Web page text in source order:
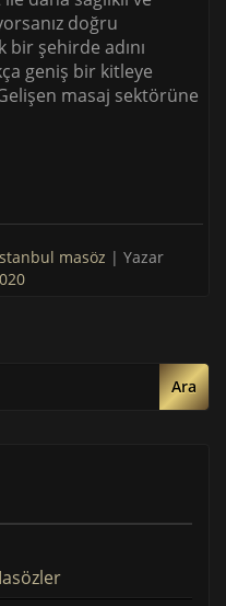
doğru
şehirde adını
geniş bir kitleye
masaj sektörüne
masöz | Yazar
Ara